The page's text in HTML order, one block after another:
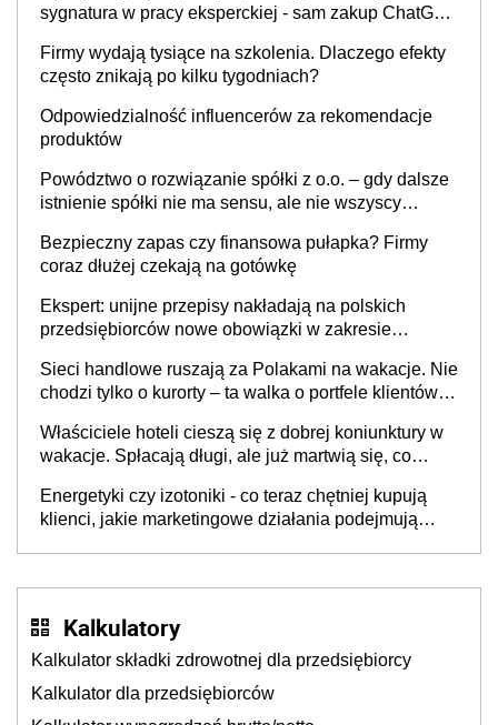
sygnatura w pracy eksperckiej - sam zakup ChatGPT
Firmy wydają tysiące na szkolenia. Dlaczego efekty
często znikają po kilku tygodniach?
Odpowiedzialność influencerów za rekomendacje
produktów
Powództwo o rozwiązanie spółki z o.o. – gdy dalsze
istnienie spółki nie ma sensu, ale nie wszyscy
Bezpieczny zapas czy finansowa pułapka? Firmy
coraz dłużej czekają na gotówkę
Ekspert: unijne przepisy nakładają na polskich
przedsiębiorców nowe obowiązki w zakresie
Sieci handlowe ruszają za Polakami na wakacje. Nie
chodzi tylko o kurorty – ta walka o portfele klientów
cichu
Właściciele hoteli cieszą się z dobrej koniunktury w
wakacje. Spłacają długi, ale już martwią się, co
Energetyki czy izotoniki - co teraz chętniej kupują
klienci, jakie marketingowe działania podejmują
Kalkulatory
Kalkulator składki zdrowotnej dla przedsiębiorcy
Kalkulator dla przedsiębiorców